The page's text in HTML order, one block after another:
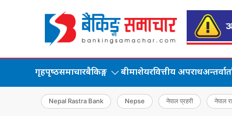
गृहपृष्‍ठसमाचारबैकिङ्ग बीमाशेयरवित्तीय अपराध
Nepal Rastra Bank Nepse नेपाल प्रहरी नेपाल